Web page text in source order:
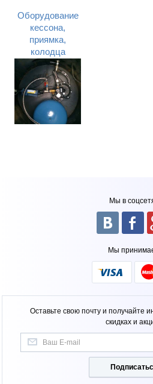
Оборудование
кессона,
приямка,
колодца
скважины
Мы в
Мы
Оставьте свою почту и
скидках и